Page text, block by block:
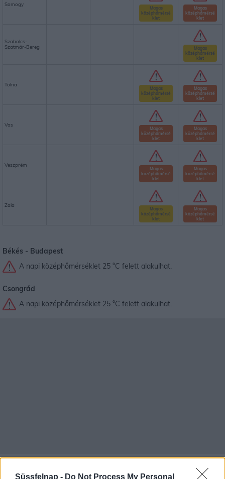
Süssfelnap - Do Not Process My Personal
Somogy
Magas
középhőmérsé
klet
Magas
középhőmérsé
klet
Szabolcs-
Szatmár-Bereg
Magas
középhőmérsé
klet
Tolna
Magas
középhőmérsé
klet
Magas
középhőmérsé
klet
Vas
Magas
középhőmérsé
klet
Magas
középhőmérsé
klet
Veszprém
Magas
középhőmérsé
klet
Magas
középhőmérsé
klet
Zala
Magas
középhőmérsé
klet
Magas
középhőmérsé
klet
Békés - Budapest
A napi középhőmérséklet 25 °C felett alakulhat.
Csongrád
A napi középhőmérséklet 25 °C felett alakulhat.
napos